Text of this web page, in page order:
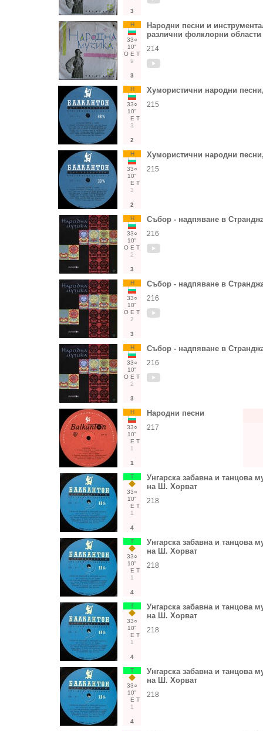
3
Н
33○
10"
О Е Т
9
3
Народни песни и
различни фолклорни
214
Н
33○
10"
Е Т
3
2
Хумористични народни
215
Н
33○
10"
Е Т
3
2
Хумористични народни
215
Н
33○
10"
О Е Т
2
3
Събор - надпяване в
216
Н
33○
10"
О Е Т
2
3
Събор - надпяване в
216
Н
33○
10"
О Е Т
2
3
Събор - надпяване в
216
Н
33○
10"
Е Т
1
1
Народни песни
217
Т
33○
10"
Е Т
1
4
Унгарска забавна и танцова
на Ш. Хорват
218
Т
33○
10"
Е Т
1
4
Унгарска забавна и танцова
на Ш. Хорват
218
Т
33○
10"
Е Т
1
4
Унгарска забавна и танцова
на Ш. Хорват
218
Т
33○
10"
Е Т
1
4
Унгарска забавна и танцова
на Ш. Хорват
218